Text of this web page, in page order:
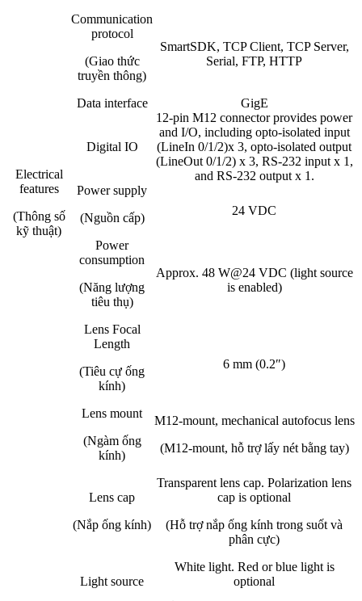
Communication
protocol
(Giao thức
truyền thông)
SmartSDK, TCP Client, TCP Server,
Serial, FTP, HTTP
Electrical
features
(Thông số
kỹ thuật)
Data interface GigE
Digital IO
12-pin M12 connector provides power
and I/O, including opto-isolated input
(LineIn 0/1/2)x 3, opto-isolated output
(LineOut 0/1/2) x 3, RS-232 input x 1,
and RS-232 output x 1.
Power supply
(Nguồn cấp)
24 VDC
Power
consumption
(Năng lượng
tiêu thụ)
Approx. 48 W@24 VDC (light source
is enabled)
Lens Focal
Length
(Tiêu cự ống
kính)
6 mm (0.2″)
Lens mount
(Ngàm ống
kính)
M12-mount, mechanical autofocus lens
(M12-mount, hỗ trợ lấy nét bằng tay)
Lens cap
(Nắp ống kính)
Transparent lens cap. Polarization lens
cap is optional
(Hỗ trợ nắp ống kính trong suốt và
phân cực)
Light source
White light. Red or blue light is
optional